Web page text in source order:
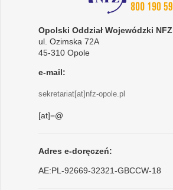
Opolski Oddział Wojewódzki NFZ
ul. Ozimska 72A
45-310 Opole
e-mail:
sekretariat[at]nfz-opole.pl
[at]=@
Adres e-doręczeń:
AE:PL-92669-32321-GBCCW-18